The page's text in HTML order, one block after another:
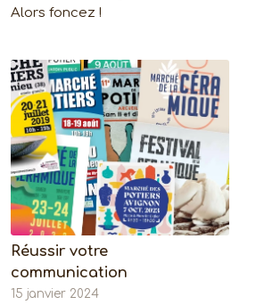
Alors foncez !
Réussir votre
communication
15 janvier 2024